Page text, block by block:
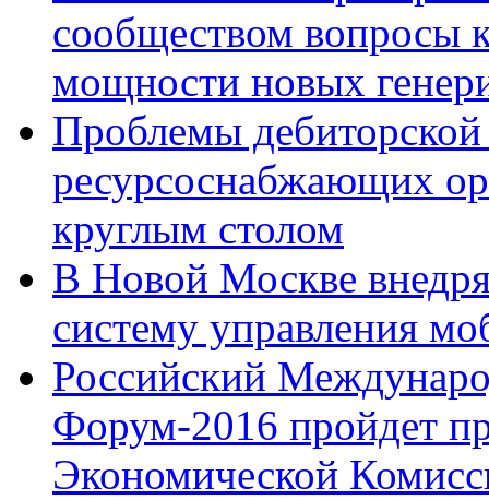
сообществом вопросы
мощности новых
Проблемы
ресурсоснабжающих
круглым столом
В Новой Москве
систему управления
Российский
Форум-2016 пройдет
Экономической